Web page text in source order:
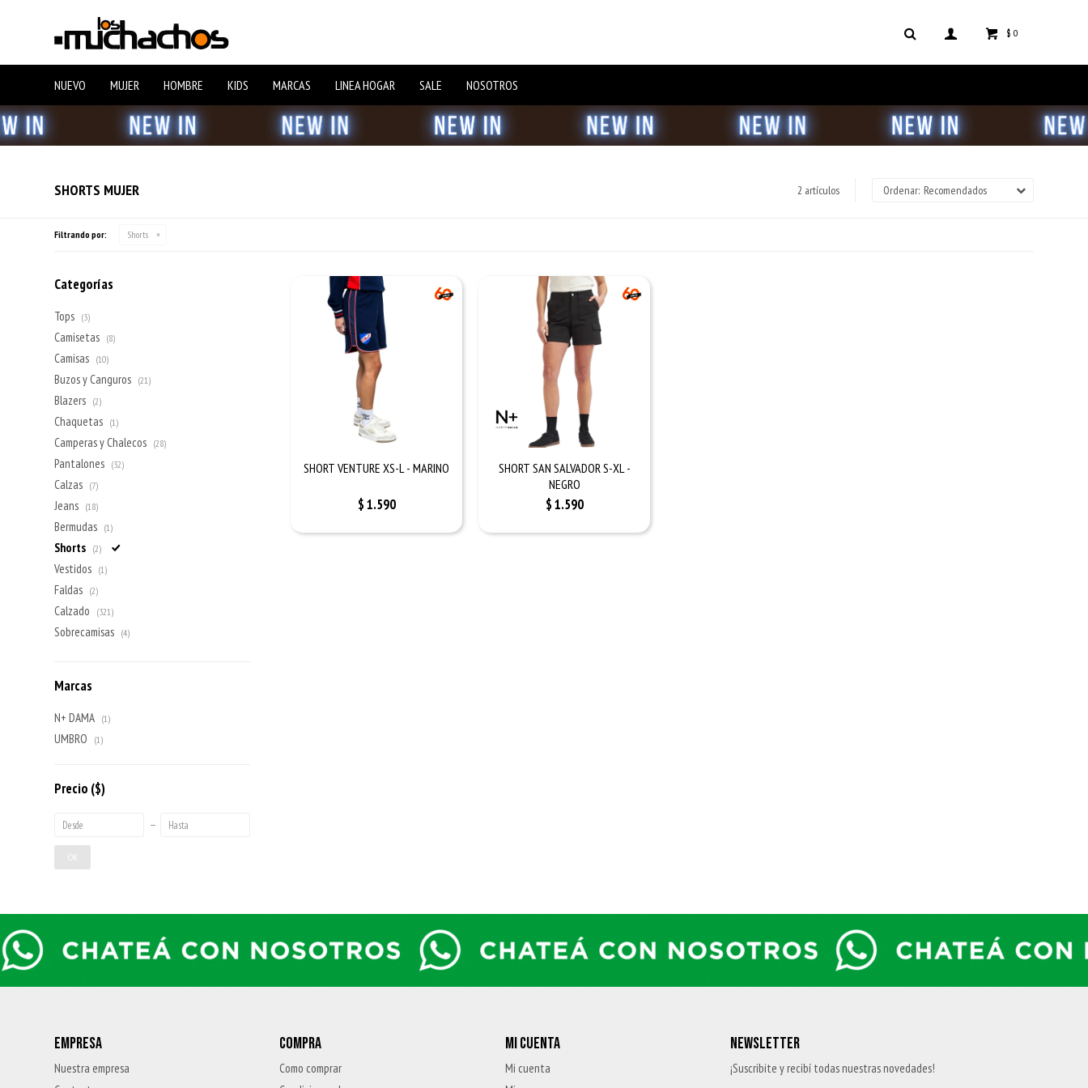
NUEVO MUJER HOMBRE KIDS MARCAS LINEA HOGAR SALE NOSOTROS
$ 0
SHORTS MUJER 2 artículos Recomendados
Filtrando por: Shorts
SHORT VENTURE XS-L - MARINO
$1.590
SHORT SAN SALVADOR S-XL -
NEGRO
$1.590
Categorías
Tops (3)
Camisetas (8)
Camisas (10)
Buzos y Canguros (21)
Blazers (2)
Chaquetas (1)
Camperas y Chalecos (28)
Pantalones (32)
Calzas (7)
Jeans (18)
Bermudas (1)
Shorts (2)
Vestidos (1)
Faldas (2)
Calzado (321)
Sobrecamisas (4)
Marcas
N+ DAMA (1)
UMBRO (1)
Precio ($)
OK
EMPRESA
Nuestra empresa
COMPRA
Como comprar
MI CUENTA
Mi cuenta
NEWSLETTER
¡Suscribite y recibí todas nuestras novedades!